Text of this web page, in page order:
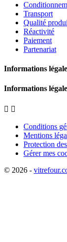
Transport
Qualité
Réactivité
Paiement
Partenariat
Informations
Informations
 
Conditions
Mentions
Protection
Gérer mes
© 2026 -